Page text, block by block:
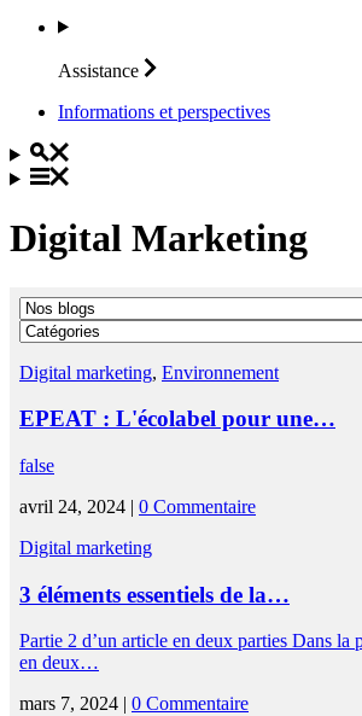
Assistance
Informations et perspectives
Digital Marketing
Digital marketing, Environnement
EPEAT : L'écolabel pour une…
false
avril 24, 2024 | 0 Commentaire
Digital marketing
3 éléments essentiels de la…
Partie 2 d’un article en deux parties Dans la
en deux…
mars 7, 2024 | 0 Commentaire